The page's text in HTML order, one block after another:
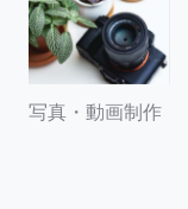
写真・動画制作